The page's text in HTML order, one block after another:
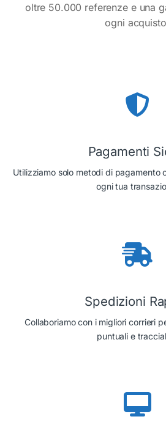
oltre 50.000 referenze e una
ogni
Pagamenti
Utilizziamo solo metodi di
ogni tua
Spedizioni
Collaboriamo con i migliori corrieri
puntuali e